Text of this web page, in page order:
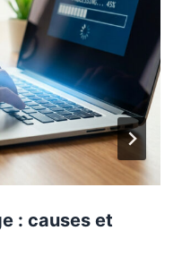
: causes et